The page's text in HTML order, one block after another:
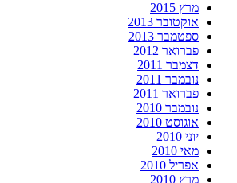
מרץ 2015
אוקטובר 2013
ספטמבר 2013
פברואר 2012
דצמבר 2011
נובמבר 2011
פברואר 2011
נובמבר 2010
אוגוסט 2010
יוני 2010
מאי 2010
אפריל 2010
מרץ 2010